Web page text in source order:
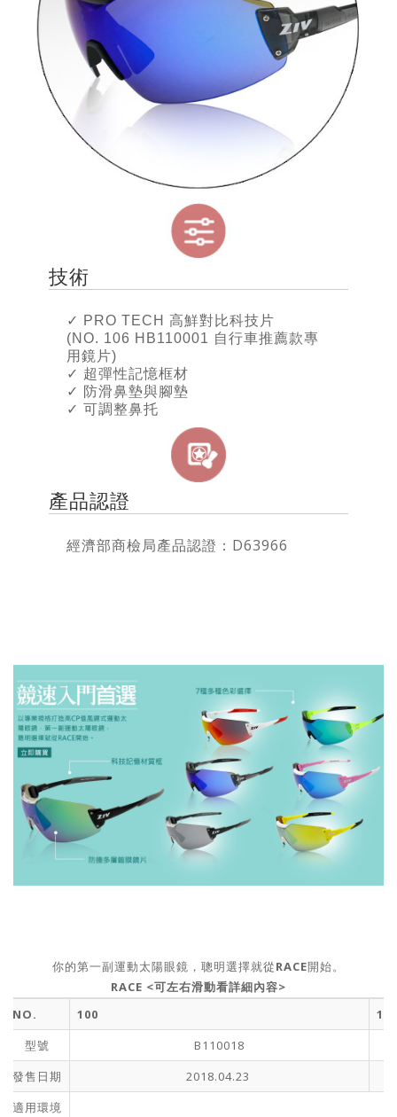
技術
✓ PRO TECH 高鮮對比科技片
(NO. 106 HB110001 自行車推薦款專
用鏡片)
✓ 超彈性記憶框材
✓ 防滑鼻墊與腳墊
✓ 可調整鼻托
產品認證
經濟部商檢局產品認證：D63966
你的第一副運動太陽眼鏡，聰明選擇就從RACE開始。
RACE <可左右滑動看詳細內容>
NO.
100
101
型號
B110018
發售日期
2018.04.23
適用環境